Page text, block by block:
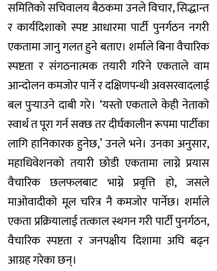
समितिको सचिवालय बैठकमा उनले विचार, सिद्धान्त
र कार्यदिशाको स्पष्ट आधारमा पार्टी पुनर्गठन नगरी
एकतामा जानु गलत हुने बताए। शर्माले बिना वैचारिक
स्पष्टता र संगठनात्मक तयारी गरिने एकताले वाम
आन्दोलन कमजोर पार्ने र दक्षिणपन्थी अवसरवादलाई
बल पुर्‍याउने दाबी गरे। ‘यस्तो एकताले केही नेताको
स्वार्थ त पूरा गर्न सक्छ तर दीर्घकालीन रूपमा पार्टीका
लागि हानिकारक हुनेछ,’ उनले भने। उनका अनुसार,
महाधिवेशनको तयारी छोडी एकतामा लाग्ने प्रयास
वैचारिक छलफलबाट भाग्ने प्रवृत्ति हो, जसले
माओवादीको मूल चरित्र नै कमजोर पार्नेछ। शर्माले
एकता प्रक्रियालाई तत्काल स्थगन गरी पार्टी पुनर्गठन,
वैचारिक स्पष्टता र जनपक्षीय दिशामा अघि बढ्न
आग्रह गरेका छन्।